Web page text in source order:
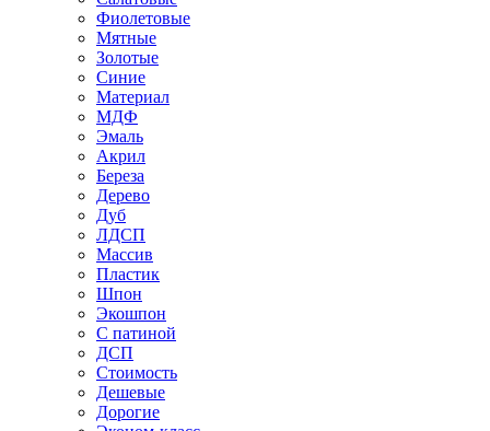
Фиолетовые
Мятные
Золотые
Синие
Материал
МДФ
Эмаль
Акрил
Береза
Дерево
Дуб
ЛДСП
Массив
Пластик
Шпон
Экошпон
С патиной
ДСП
Стоимость
Дешевые
Дорогие